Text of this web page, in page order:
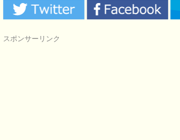
スポンサーリンク